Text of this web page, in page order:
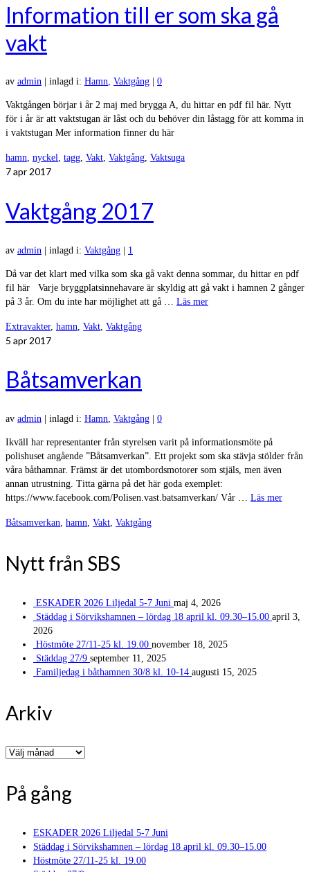
Information till er som ska gå
vakt
av admin inlagd i: Hamn, Vaktgång 0
Vaktgången börjar i år 2 maj med brygga A, du hittar en pdf fil här. Nytt
för i år är att vaktstugan är låst och du behöver din låstagg för att komma in
i vaktstugan Mer information finner du här
hamn, nyckel, tagg, Vakt, Vaktgång, Vaktsuga
7apr 2017
Vaktgång 2017
av admin | inlagd i: Vaktgång | 1
Då var det klart med vilka som ska gå vakt denna sommar, du hittar en pdf
fil här Varje bryggplatsinnehavare är skyldig att gå vakt i hamnen 2 gånger
på 3 år. Om du inte har möjlighet att gå … Läs mer
Extravakter, hamn Vakt Vaktgång
5 apr 2017
Båtsamverkan
av admin | inlagd i: Hamn Vaktgång | 0
Ikväll har representanter från styrelsen varit på informationsmöte på
polishuset angående ”Båtsamverkan”. Ett projekt som ska stävja stölder från
våra båthamnar. Främst är det utombordsmotorer som stjäls, men även
annan utrustning. Titta gärna på det här goda exemplet:
https://www.facebook.com/Polisen.vast.batsamverkan/ Vår … Läs mer
Båtsamverkan hamn Vakt Vaktgång
Nytt från SBS
ESKADER 2026 Liljedal 5-7 Juni maj 4, 2026
Städdag i Sörvikshamnen – lördag 18 april kl. 09.30–15.00 april 3,
2026
Höstmöte 27/11-25 kl. 19.00 november 18, 2025
Städdag 27/9 september 11, 2025
Familjedag i båthamnen 30/8 kl. 10-14 augusti 15, 2025
Arkiv
Arkiv
På gång
ESKADER 2026 Liljedal 5-7 Juni
Städdag i Sörvikshamnen – lördag 18 april kl. 09.30–15.00
Höstmöte 27/11-25 kl. 19.00